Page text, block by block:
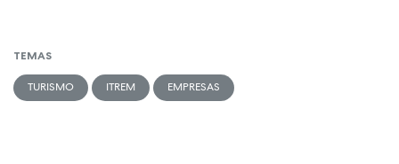
TEMAS
TURISMO ITREM EMPRESAS